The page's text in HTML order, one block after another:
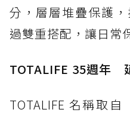
分，層層堆疊保護
過雙重搭配，讓日常
TOTALIFE 35週年
TOTALIFE 名稱取